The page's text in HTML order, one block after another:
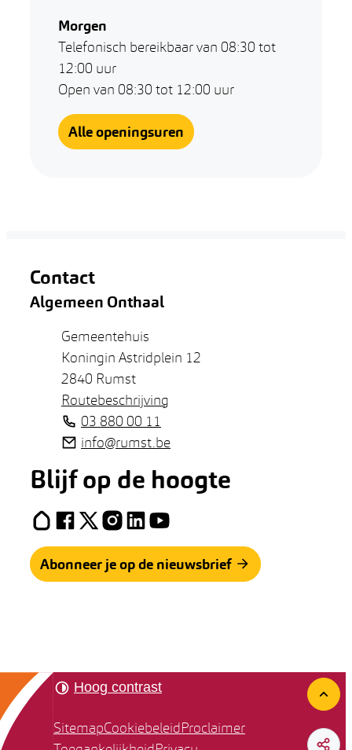
Morgen
Telefonisch bereikbaar van 08:30 tot
12:00 uur
Open van 08:30 tot 12:00 uur
Alle openingsuren Algemeen Onthaal
Contact
Algemeen Onthaal
AdresGemeentehuis
Koningin Astridplein 12
,2840 Rumst
Routebeschrijving
03 880 00 11
E-mail
info@rumst.be
Blijf op de hoogte
HoplrFacebook
X (Twitter)
Instagram
LinkedInYouTube
Abonneer je op de nieuwsbrief
Hoog contrast
SitemapCookiebeleidProclaimer